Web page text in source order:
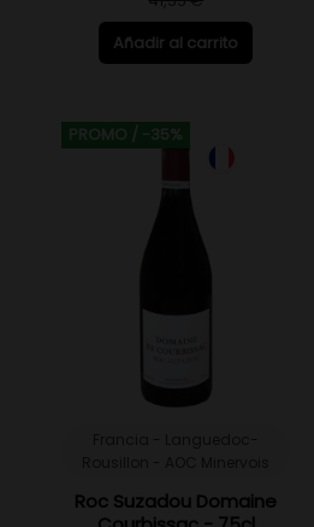
Añadir al carrito
PROMO / -35%
Roc Suzadou Domaine